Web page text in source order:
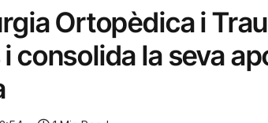
Ortopèdica i
consolida la seva